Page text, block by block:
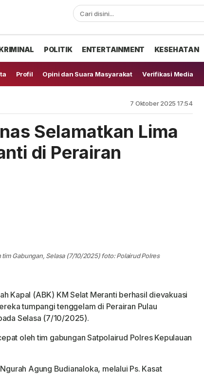
POLITIK ENTERTAINMENT KESEHATAN
Profil Opini dan Suara Masyarakat Verifikasi Media
7 Oktober 2025 17:54
Selamatkan Lima
di Perairan
Gabungan, Selasa (7/10/2025) foto: Polairud Polres
Kapal (ABK) KM Selat Meranti berhasil dievakuasi
tumpangi tenggelam di Perairan Pulau
Selasa (7/10/2025).
oleh tim gabungan Satpolairud Polres Kepulauan
Agung Budianaloka, melalui Ps. Kasat